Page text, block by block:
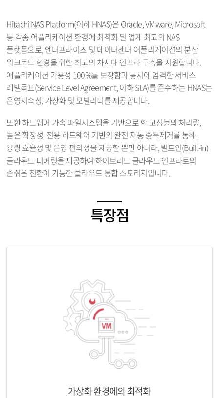
Hitachi NAS Platform(이하 HNAS)은 Oracle, VMware, Microsoft
등 각종 어플리케이션 환경에 최적화 된 업계 최고의 NAS
플랫폼으로, 엔터프라이즈 및 데이터센터 어플리케이션의 분산
워크로드 환경을 위한 최고의 차세대 인프라 구축을 지원합니다.
애플리케이션 가용성 100%를 보장함과 동시에 엄격한 서비스
레벨목표(Service Level Agreement, 이하 SLA)를 준수하는 HNAS는
운영지속성, 가상화 및 모빌리티를 제공합니다.
또한 하드웨어 가속 파일시스템을 기반으로 한 고성능의 처리량,
높은 확장성, 전용 하드웨어 기반의 완전 자동 중복제거를 통해,
용량 효율성 및 운영 편의성을 제공할 뿐만 아니라, 빌트인(Built-in)
클라우드 티어링을 제공하여 하이브리드 클라우드 인프라로의
손쉬운 전환이 가능한 클라우드 통합 스토리지입니다.
특장점
가상화 환경에의 최적화